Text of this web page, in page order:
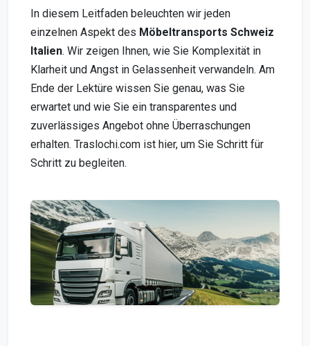
In diesem Leitfaden beleuchten wir jeden
einzelnen Aspekt des Möbeltransports Schweiz
Italien. Wir zeigen Ihnen, wie Sie Komplexität in
Klarheit und Angst in Gelassenheit verwandeln. Am
Ende der Lektüre wissen Sie genau, was Sie
erwartet und wie Sie ein transparentes und
zuverlässiges Angebot ohne Überraschungen
erhalten. Traslochi.com ist hier, um Sie Schritt für
Schritt zu begleiten.